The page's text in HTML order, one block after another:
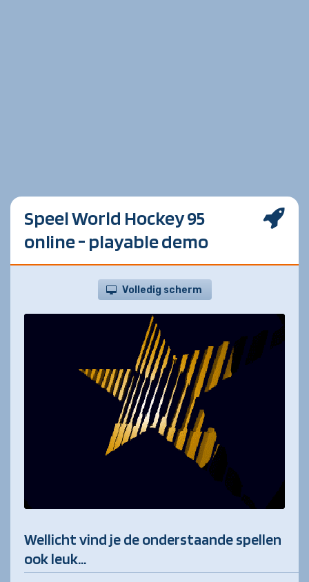
Speel World Hockey 95
online - playable demo
Volledig scherm
Wellicht vind je de onderstaande spellen
ook leuk...